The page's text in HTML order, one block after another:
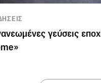
γεύσεις